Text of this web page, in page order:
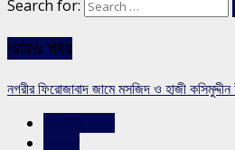
Search for:
আরও খবর
নগরীর ফিরোজাবাদ জামে মসজিদ ও হাজী